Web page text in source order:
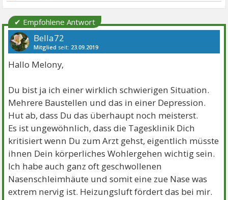
✔ Empfohlene Antwort
Bella72
Mitglied seit: 23.09.2019
Hallo Melony,
Du bist ja ich einer wirklich schwierigen Situation.
Mehrere Baustellen und das in einer Depression.
Hut ab, dass Du das überhaupt noch meisterst.
Es ist ungewöhnlich, dass die Tagesklinik Dich
kritisiert wenn Du zum Arzt gehst, eigentlich müsste
ihnen Dein körperliches Wohlergehen wichtig sein.
Ich habe auch ganz oft geschwollenen
Nasenschleimhäute und somit eine zue Nase was
extrem nervig ist. Heizungsluft fördert das bei mir.